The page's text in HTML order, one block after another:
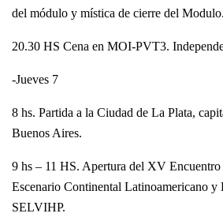
del módulo y mística de cierre del Modulo.
20.30 HS Cena en MOI-PVT3.
-Jueves 7
8 hs. Partida a la Ciudad de La Plata,
Buenos Aires.
9 hs – 11 HS. Apertura del XV
Escenario Continental Latinoamericano y
SELVIHP.